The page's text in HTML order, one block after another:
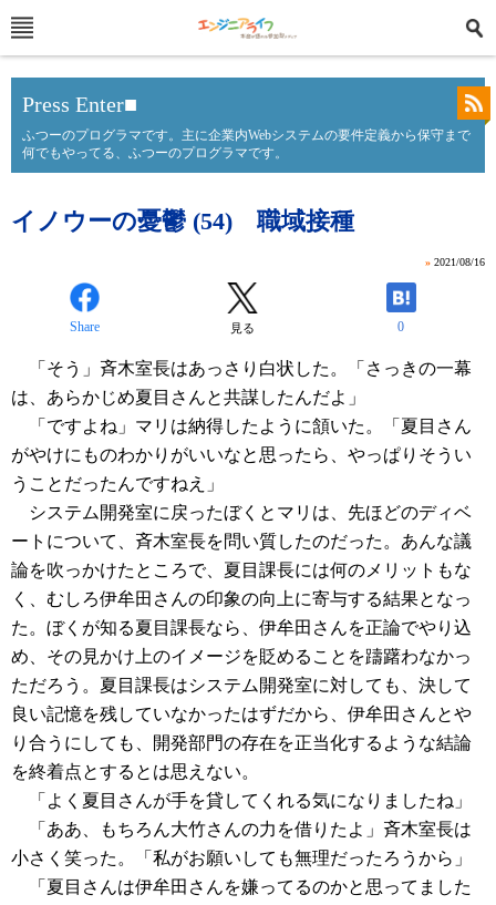
Press Enter■
ふつーのプログラマです。主に企業内Webシステムの要件定義から保守まで
何でもやってる、ふつーのプログラマです。
イノウーの憂鬱 (54) 職域接種
» 2021/08/16
Share 見る 0
「そう」斉木室長はあっさり白状した。「さっきの一幕
は、あらかじめ夏目さんと共謀したんだよ」
「ですよね」マリは納得したように頷いた。「夏目さん
がやけにものわかりがいいなと思ったら、やっぱりそうい
うことだったんですねえ」
システム開発室に戻ったぼくとマリは、先ほどのディベ
ートについて、斉木室長を問い質したのだった。あんな議
論を吹っかけたところで、夏目課長には何のメリットもな
く、むしろ伊牟田さんの印象の向上に寄与する結果となっ
た。ぼくが知る夏目課長なら、伊牟田さんを正論でやり込
め、その見かけ上のイメージを貶めることを躊躇わなかっ
ただろう。夏目課長はシステム開発室に対しても、決して
良い記憶を残していなかったはずだから、伊牟田さんとや
り合うにしても、開発部門の存在を正当化するような結論
を終着点とするとは思えない。
「よく夏目さんが手を貸してくれる気になりましたね」
「ああ、もちろん大竹さんの力を借りたよ」斉木室長は
小さく笑った。「私がお願いしても無理だったろうから」
「夏目さんは伊牟田さんを嫌ってるのかと思ってました